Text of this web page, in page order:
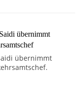
übernimmt